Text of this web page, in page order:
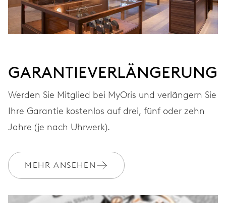
Kautschuk
GARANTIE
Werden Sie Mitglied bei MyOris und verlängern Sie Ihre Garantie
GARANTIEVERLÄNGERUNG
Werden Sie Mitglied bei MyOris und verlängern Sie
Ihre Garantie kostenlos auf drei, fünf oder zehn
Jahre (je nach Uhrwerk).
MEHR ANSEHEN